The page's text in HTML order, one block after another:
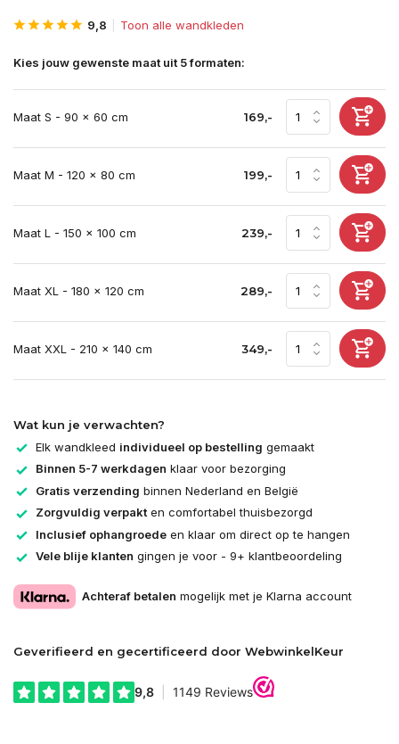
9,8 Toon alle wandkleden
Kies jouw gewenste maat uit 5 formaten:
Maat S - 90 x 60 cm 169,-
Maat M - 120 x 80 cm 199,-
Maat L - 150 x 100 cm 239,-
Maat XL - 180 x 120 cm 289,-
Maat XXL - 210 x 140 cm 349,-
Wat kun je verwachten?
Elk wandkleed individueel op bestelling gemaakt
Binnen 5-7 werkdagen klaar voor bezorging
Gratis verzending binnen Nederland en België
Zorgvuldig verpakten comfortabel thuisbezorgd
Inclusief ophangroede en klaar om direct op te hangen
Vele blije klanten gingen je voor - 9+ klantbeoordeling
Achteraf betalen mogelijk met je Klarna account
Geverifieerd en gecertificeerd door WebwinkelKeur